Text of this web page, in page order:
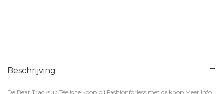
Beschrijving
De Bear Tracksuit Tee is te koop bij Fashionforless met de knop Meer Info.